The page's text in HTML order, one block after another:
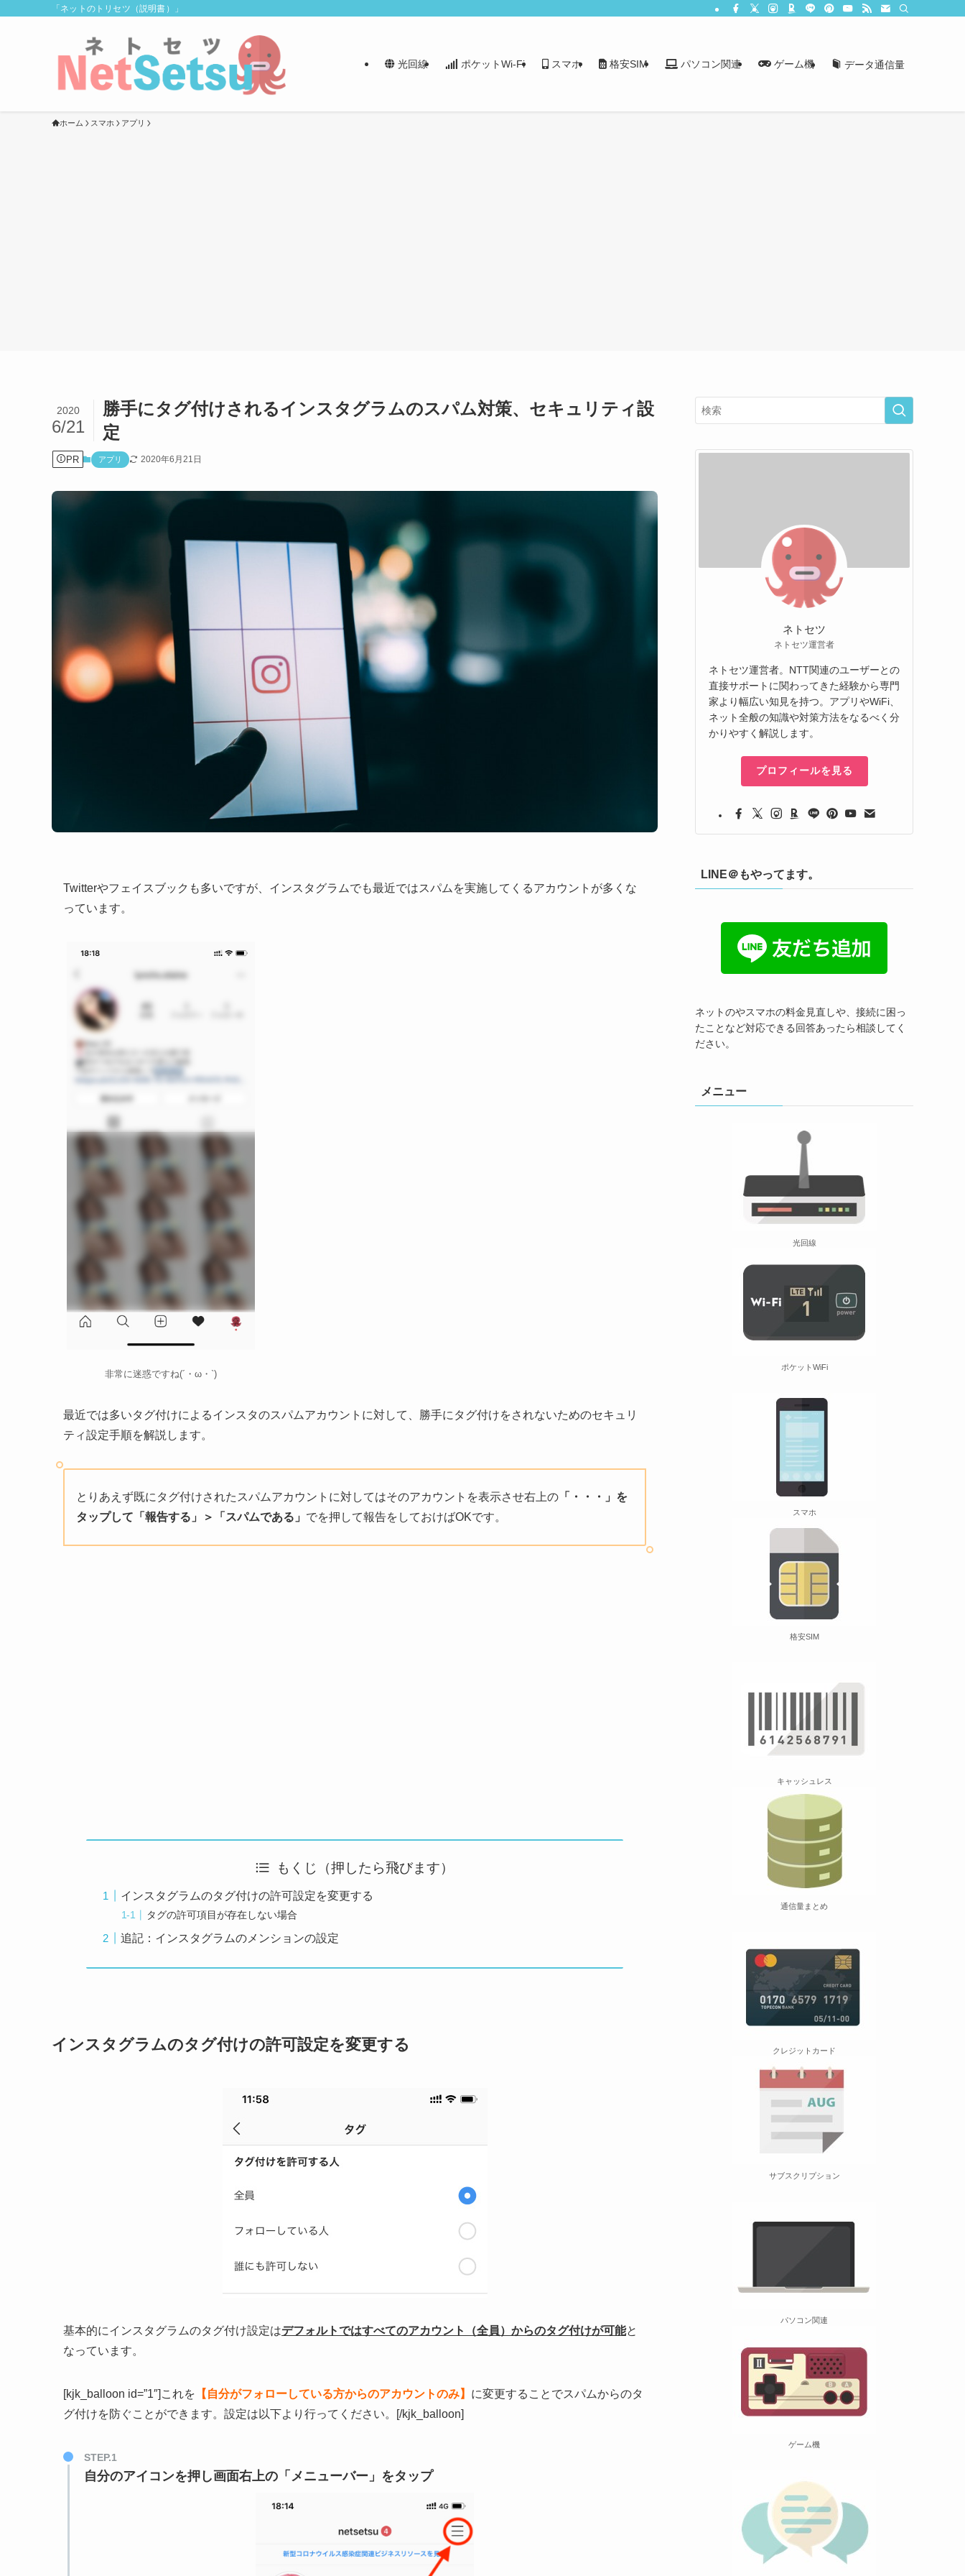
「ネットのトリセツ（説明書）」
光回線 ポケットWi-Fi スマホ 格安SIM パソコン関連 ゲーム機 データ通信量
ホーム スマホ アプリ
勝手にタグ付けされるインスタグラムのスパム対策、セキュリティ設
定
2020
6/21
PR アプリ 2020年6月21日
Twitterやフェイスブックも多いですが、インスタグラムでも最近ではスパムを実施してくるアカウントが多くな
っています。
非常に迷惑ですね(´・ω・`)
最近では多いタグ付けによるインスタのスパムアカウントに対して、勝手にタグ付けをされないためのセキュリ
ティ設定手順を解説します。
とりあえず既にタグ付けされたスパムアカウントに対してはそのアカウントを表示させ右上の 「・・・」を
タップして「報告する」＞「スパムである」 でを押して報告をしておけばOKです。
もくじ（押したら飛びます）
インスタグラムのタグ付けの許可設定を変更する
タグの許可項目が存在しない場合
追記：インスタグラムのメンションの設定
インスタグラムのタグ付けの許可設定を変更する
基本的にインスタグラムのタグ付け設定はデフォルトではすべてのアカウント（全員）からのタグ付けが可能と
なっています。
[kjk_balloon id=”1″]これを 【自分がフォローしている方からのアカウントのみ】 に変更することでスパムからのタ
グ付けを防ぐことができます。設定は以下より行ってください。[/kjk_balloon]
STEP.1
自分のアイコンを押し画面右上の「メニューバー」をタップ
ネトセツ
ネトセツ運営者
ネトセツ運営者。NTT関連のユーザーとの
直接サポートに関わってきた経験から専門
家より幅広い知見を持つ。アプリやWiFi、
ネット全般の知識や対策方法をなるべく分
かりやすく解説します。
プロフィールを見る
LINE＠もやってます。
ネットのやスマホの料金見直しや、接続に困っ
たことなど対応できる回答あったら相談してく
ださい。
メニュー
光回線
ポケットWiFi
スマホ
格安SIM
キャッシュレス
通信量まとめ
クレジットカード
サブスクリプション
パソコン関連
ゲーム機